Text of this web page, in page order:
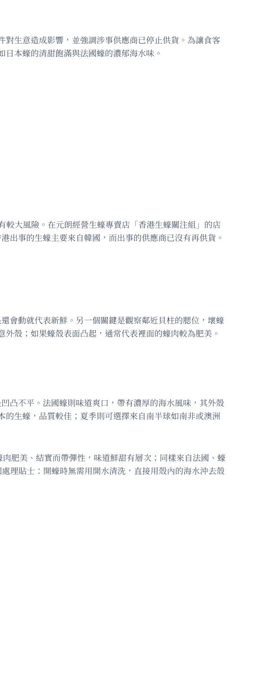
生意造成影響，並強調涉事供應商已停止供貨。為讓食客
本蠔的清甜飽滿與法國蠔的濃郁海水味。
大風險。在元朗經營生蠔專賣店「香港生蠔關注組」的店
事的生蠔主要來自韓國，而出事的供應商已沒有再供貨。
會動就代表新鮮。另一個關鍵是觀察鄰近貝柱的腮位，壞蠔
殼；如果蠔殼表面凸起，通常代表裡面的蠔肉較為肥美。
凸不平。法國蠔則味道爽口，帶有濃厚的海水風味，其外殼
生蠔，品質較佳；夏季則可選擇來自南半球如南非或澳洲
肥美、結實而帶彈性，味道鮮甜有層次；同樣來自法國、蠔
理貼士：開蠔時無需用開水清洗，直接用殼內的海水沖去殼